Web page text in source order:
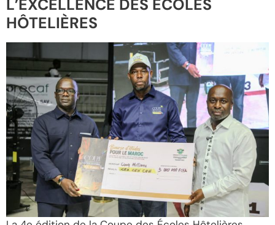
L’EXCELLENCE DES ÉCOLES
HÔTELIÈRES